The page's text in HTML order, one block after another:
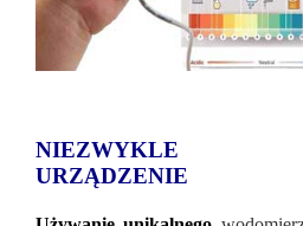
NIEZWYKLE
URZĄDZENIE